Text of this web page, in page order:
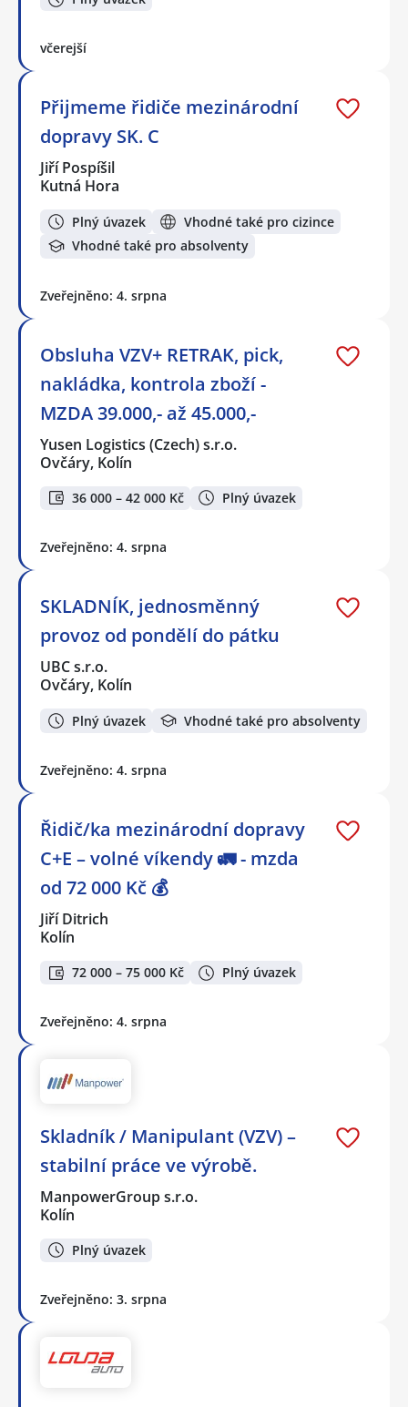
včerejší
Přijmeme řidiče mezinárodní
dopravy SK. C
Jiří Pospíšil
Kutná Hora
Plný úvazek
Vhodné také pro cizince
Vhodné také pro absolventy
Zveřejněno: 4. srpna
Obsluha VZV+ RETRAK, pick,
nakládka, kontrola zboží -
MZDA 39.000,- až 45.000,-
Yusen Logistics (Czech) s.r.o.
Ovčáry, Kolín
36 000 – 42 000 Kč Plný úvazek
Zveřejněno: 4. srpna
SKLADNÍK, jednosměnný
provoz od pondělí do pátku
UBC s.r.o.
Ovčáry, Kolín
Plný úvazek Vhodné také pro absolventy
Zveřejněno: 4. srpna
Řidič/ka mezinárodní dopravy
C+E – volné víkendy 🚛 - mzda
od 72 000 Kč 💰
Jiří Ditrich
Kolín
72 000 – 75 000 Kč Plný úvazek
Zveřejněno: 4. srpna
Skladník / Manipulant (VZV) –
stabilní práce ve výrobě.
ManpowerGroup s.r.o.
Kolín
Plný úvazek
Zveřejněno: 3. srpna